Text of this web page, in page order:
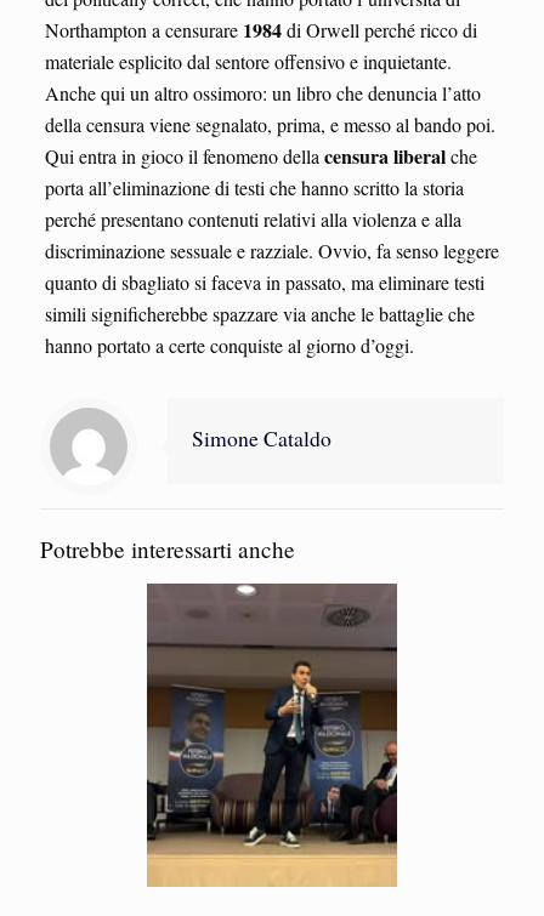
Northampton a censurare 1984di Orwell perché ricco di
materiale esplicito dal sentore offensivo e inquietante.
Anche qui un altro ossimoro: un libro che denuncia l’atto
della censura viene segnalato, prima, e messo al bando poi.
Qui entra in gioco il fenomeno della censura liberalche
porta all’eliminazione di testi che hanno scritto la storia
perché presentano contenuti relativi alla violenza e alla
discriminazione sessuale e razziale. Ovvio, fa senso leggere
quanto di sbagliato si faceva in passato, ma eliminare testi
simili significherebbe spazzare via anche le battaglie che
hanno portato a certe conquiste al giorno d’oggi.
Simone Cataldo
Potrebbe interessarti anche